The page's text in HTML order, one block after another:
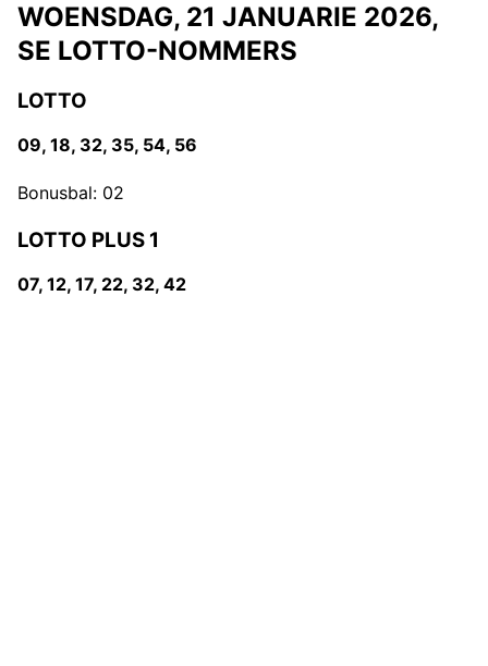
WOENSDAG, 21 JANUARIE 2026,
SE LOTTO-NOMMERS
LOTTO
09, 18, 32, 35, 54, 56
Bonusbal: 02
LOTTO PLUS 1
07, 12, 17, 22, 32, 42